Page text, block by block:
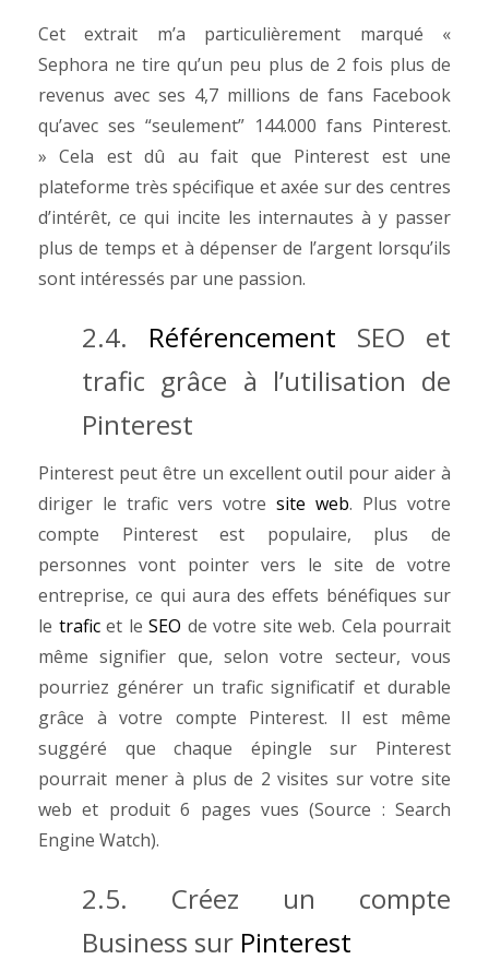
Cet extrait m’a particulièrement marqué «
Sephora ne tire qu’un peu plus de 2 fois plus de
revenus avec ses 4,7 millions de fans Facebook
qu’avec ses “seulement” 144.000 fans Pinterest.
»Cela est dû au fait que Pinterest est une
plateforme très spécifique et axée sur des centres
d’intérêt, ce qui incite les internautes à y passer
plus de temps et à dépenser de l’argent lorsqu’ils
sont intéressés par une passion.
2.4. Référencement SEO et
trafic grâce à l’utilisation de
Pinterest
Pinterest peut être un excellent outil pour aider à
diriger le trafic vers votre site web. Plus votre
compte Pinterest est populaire, plus de
personnes vont pointer vers le site de votre
entreprise, ce qui aura des effets bénéfiques sur
le traficet le SEO de votre site web. Cela pourrait
même signifier que, selon votre secteur, vous
pourriez générer un trafic significatif et durable
grâce à votre compte Pinterest. Il est même
suggéré que chaque épingle sur Pinterest
pourrait mener à plus de 2 visites sur votre site
web et produit 6 pages vues (Source : Search
Engine Watch).
2.5. Créez un compte
Business sur Pinterest